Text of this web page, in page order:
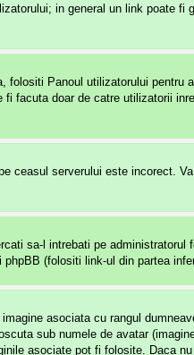
in general un link poate fi
Panoul utilizatorului
facuta doar de catre utilizatorii
ceasul serverului este incorect.
sa-l intrebati pe
(folositi link-ul din partea
asociata cu rangul
sub numele de avatar
asociate pot fi folosite. Daca